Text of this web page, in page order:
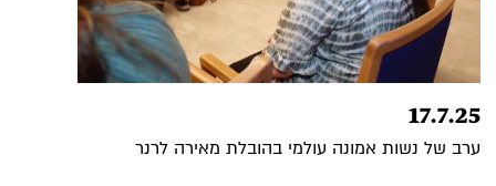
17.7.25
ערב של נשות אמונה עולמי בהובלת מאירה לרנר